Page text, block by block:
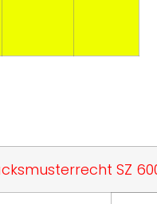
SZ